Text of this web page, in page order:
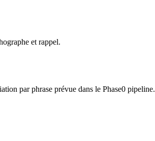
et rappel.
par phrase prévue dans le Phase0 pipeline.